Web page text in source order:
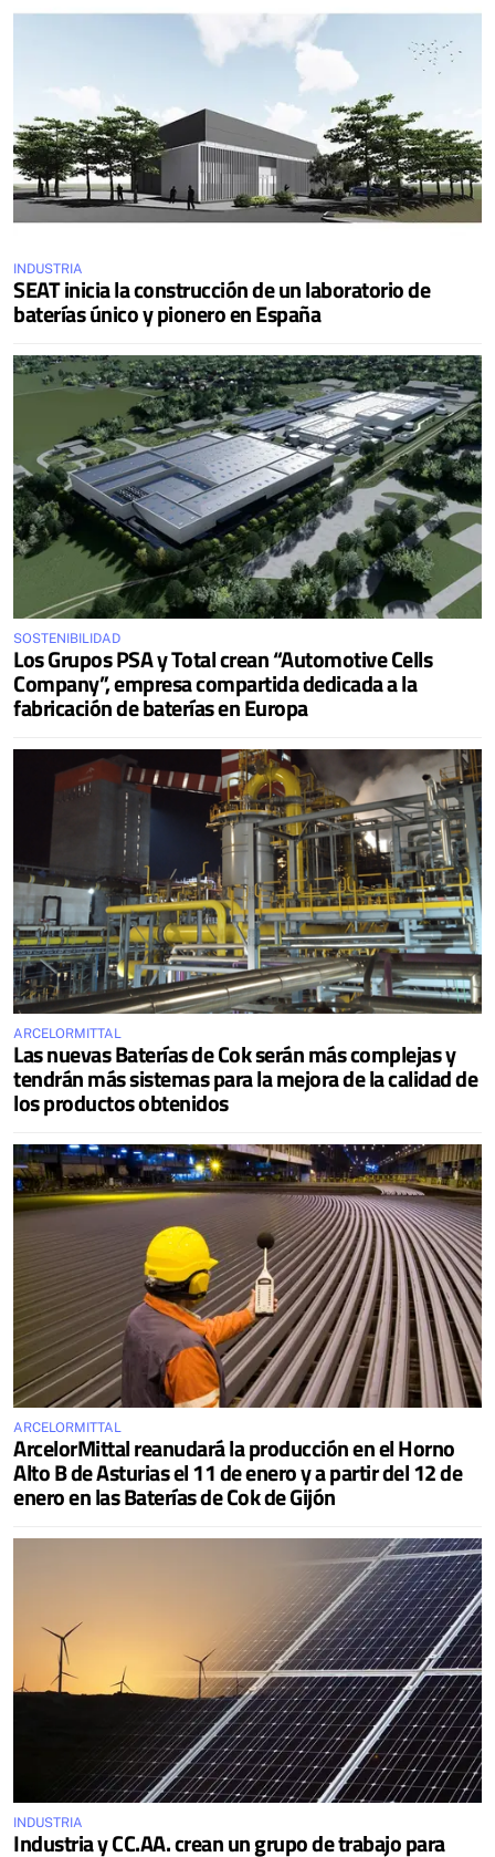
INDUSTRIA
SEAT inicia la construcción de un laboratorio de
baterías único y pionero en España
SOSTENIBILIDAD
Los Grupos PSA y Total crean “Automotive Cells
Company”, empresa compartida dedicada a la
fabricación de baterías en Europa
ARCELORMITTAL
Las nuevas Baterías de Cok serán más complejas y
tendrán más sistemas para la mejora de la calidad de
los productos obtenidos
ARCELORMITTAL
ArcelorMittal reanudará la producción en el Horno
Alto B de Asturias el 11 de enero y a partir del 12 de
enero en las Baterías de Cok de Gijón
INDUSTRIA
Industria y CC.AA. crean un grupo de trabajo para